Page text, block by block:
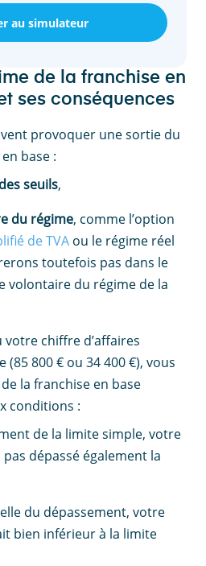
au simulateur
de la franchise en
ses conséquences
provoquer une sortie du
base :
seuils,
du régime, comme l’option
de TVA ou le régime réel
toutefois pas dans le
volontaire du régime de la
votre chiffre d’affaires
800 € ou 34 400 €), vous
la franchise en base
conditions :
de la limite simple, votre
pas dépassé également la
du dépassement, votre
bien inférieur à la limite